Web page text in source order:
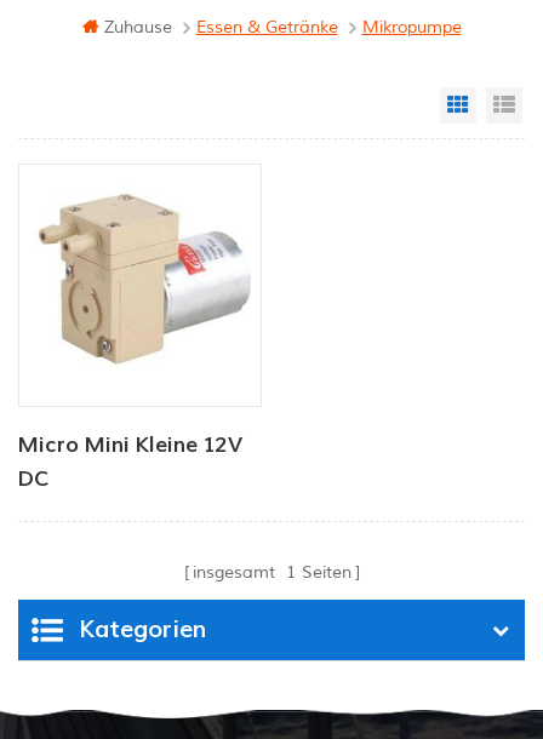
Zuhause Essen & Getränke Mikropumpe
Grid
Micro Mini Kleine 12V
DC
insgesamt 1 Seiten
Kategorien